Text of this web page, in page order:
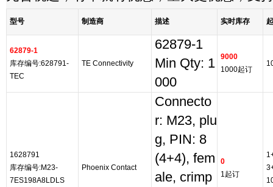
型号 制造商 描述 实时库存
62879-1
库存编号:628791-
TEC
TE Connectivity
62879-1
Min Qty: 1
000
9000
1000起订
1628791
库存编号:M23-
7ES198A8LDLS
Phoenix Contact
Connecto
r: M23, plu
g, PIN: 8
(4+4), fem
ale, crimp
0
1起订